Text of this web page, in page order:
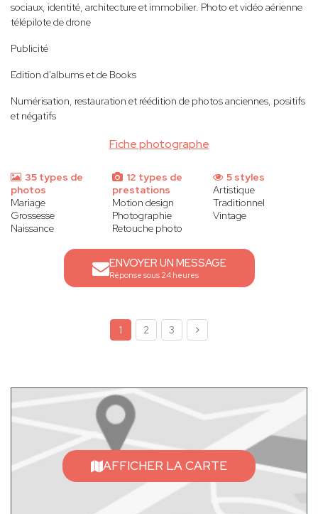
Fiche photographe
sociaux, identité, architecture et immobilier. Photo et vidéo aérienne
télépilote de drone
Publicité
Edition d'albums et de Books
Numérisation, restauration et réédition de photos anciennes, positifs
et négatifs
35 types de
photos
Mariage
Grossesse
Naissance
12 types de
prestations
Motion design
Photographie
Retouche photo
5 styles
Artistique
Traditionnel
Vintage
ENVOYER UN MESSAGE
Réponse sous 24 heures
1 2 3
AFFICHER LA CARTE